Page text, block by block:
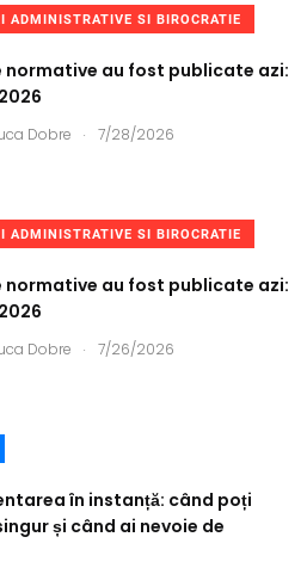
ADMINISTRATIVE SI BIROCRATIE
normative au fost publicate azi:
Dobre . 7/28/2026
ADMINISTRATIVE SI BIROCRATIE
normative au fost publicate azi:
Dobre . 7/26/2026
în instanță: când poți
și când ai nevoie de